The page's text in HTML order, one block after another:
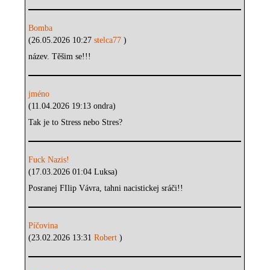
Bomba
(26.05.2026 10:27stelca77)
název. Těšim se!!!
jméno
(11.04.2026 19:13 ondra)
Tak je to Stress nebo Stres?
Fuck Nazis!
(17.03.2026 01:04 Luksa)
Posranej FIlip Vávra, tahni nacistickej sráči!!
Píčovina
(23.02.2026 13:31Robert)